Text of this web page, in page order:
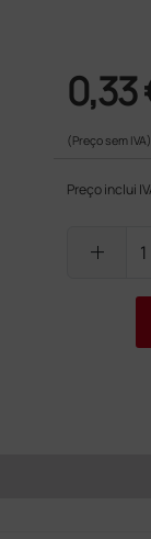
0,33
(Preço sem IVA)
Preço inclui
add